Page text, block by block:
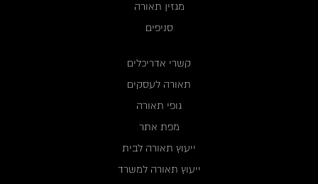
מגזין תאורה
סניפים
קשרי אדריכלים
תאורה לעסקים
גופי תאורה
מפת אתר
ייעוץ תאורה לבית
ייעוץ תאורה למשרד